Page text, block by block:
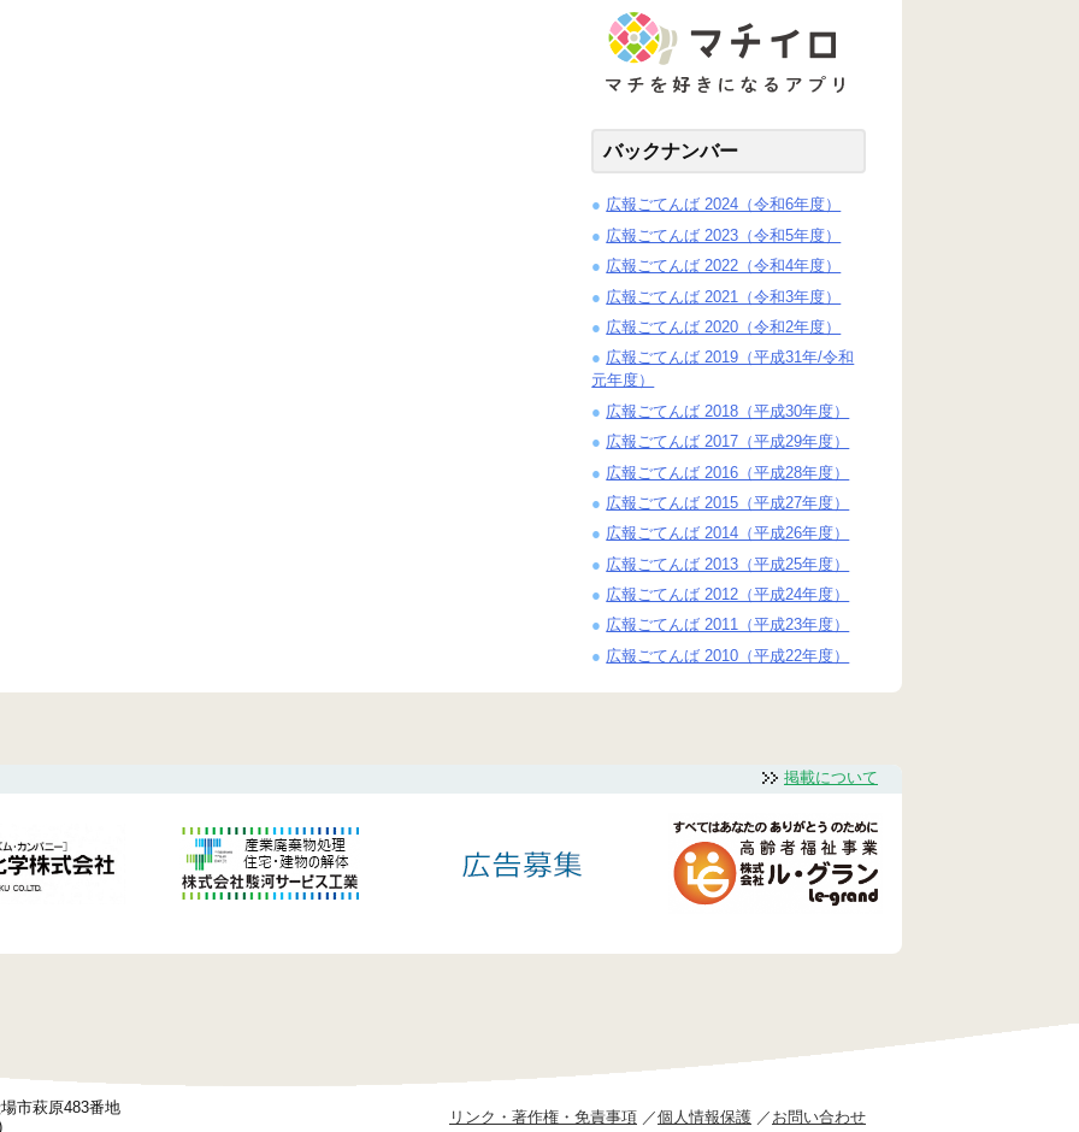
バックナンバー
広報ごてんば 2024（令和6年度）
広報ごてんば 2023（令和5年度）
広報ごてんば 2022（令和4年度）
広報ごてんば 2021（令和3年度）
広報ごてんば 2020（令和2年度）
広報ごてんば 2019（平成31年/令和
元年度）
広報ごてんば 2018（平成30年度）
広報ごてんば 2017（平成29年度）
広報ごてんば 2016（平成28年度）
広報ごてんば 2015（平成27年度）
広報ごてんば 2014（平成26年度）
広報ごてんば 2013（平成25年度）
広報ごてんば 2012（平成24年度）
広報ごてんば 2011（平成23年度）
広報ごてんば 2010（平成22年度）
掲載について
市萩原483番地
リンク・著作権・免責事項 個人情報保護 お問い合わせ